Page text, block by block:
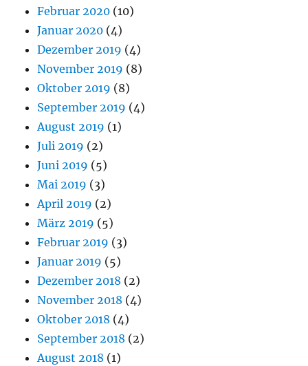
Februar 2020 (10)
Januar 2020 (4)
Dezember 2019 (4)
November 2019 (8)
Oktober 2019 (8)
September 2019 (4)
August 2019 (1)
Juli 2019 (2)
Juni 2019 (5)
Mai 2019 (3)
April 2019 (2)
März 2019 (5)
Februar 2019 (3)
Januar 2019 (5)
Dezember 2018 (2)
November 2018 (4)
Oktober 2018 (4)
September 2018 (2)
August 2018 (1)